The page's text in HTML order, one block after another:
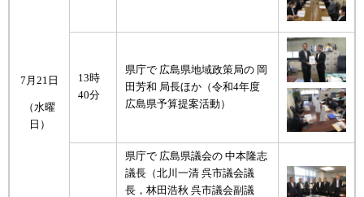
7月21日
（水曜
日）
13時
40分
県庁で 広島県地域政策局の 岡
田芳和 局長ほか（令和4年度
広島県予算提案活動）
県庁で 広島県議会の 中本隆志
議長（北川一清 呉市議会議
長，林田浩秋 呉市議会副議